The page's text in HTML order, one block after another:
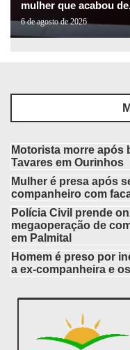
mulher que acabou
6 de agosto de 2026
Motorista morre após
Tavares em Ourinhos
Mulher é presa após
companheiro com
Polícia Civil prende
megaoperação de
em Palmital
Homem é preso por
a ex-companheira e